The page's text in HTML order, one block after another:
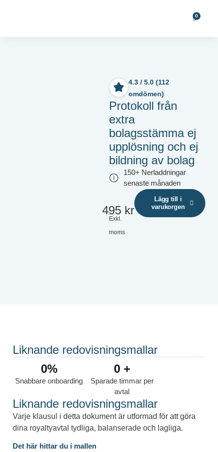
0
4.3 / 5.0 (112
omdömen)
Protokoll från
extra
bolagsstämma ej
upplösning och ej
bildning av bolag
150+ Nerladdningar
senaste månaden
495 kr
Exkl.
moms
Lägg till i
varukorgen
Liknande redovisningsmallar
Snabbare onboarding
0%
Sparade timmar per
avtal
0 +
Liknande redovisningsmallar
Varje klausul i detta dokument är utformad för att göra
dina royaltyavtal tydliga, balanserade och lagliga.
Det här hittar du i mallen